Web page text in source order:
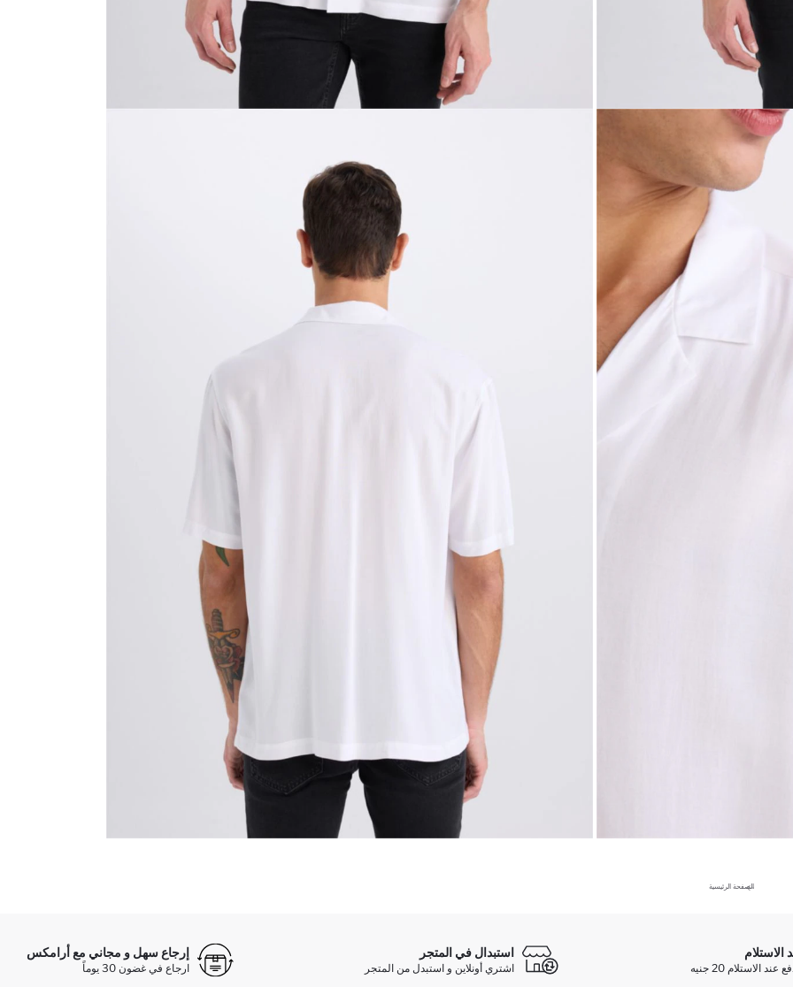
الصفحة الرئيسية
الاستلام
الاستلام 20 جنيه
استبدال في المتجر
اشتري أونلاين و استبدل من المتجر
إرجاع سهل و مجاني مع أرامكس
ارجاع في غضون 30 يوماً